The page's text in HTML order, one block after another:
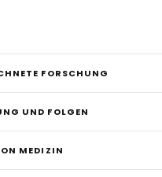
FORSCHUNG
UND FOLGEN
MEDIZIN